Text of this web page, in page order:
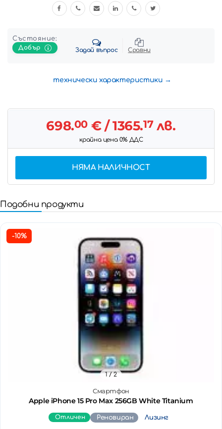
Състояние:
Добър
Задай въпрос Сравни
технически характеристики
698.00€/ 1365.17лв.
крайна цена 0% ДДС
НЯМА НАЛИЧНОСТ
Подобни продукти
-10%
Смартфон
Apple iPhone 15 Pro Max 256GB White Titanium
1/ 2
Отличен Реновиран Лизинг